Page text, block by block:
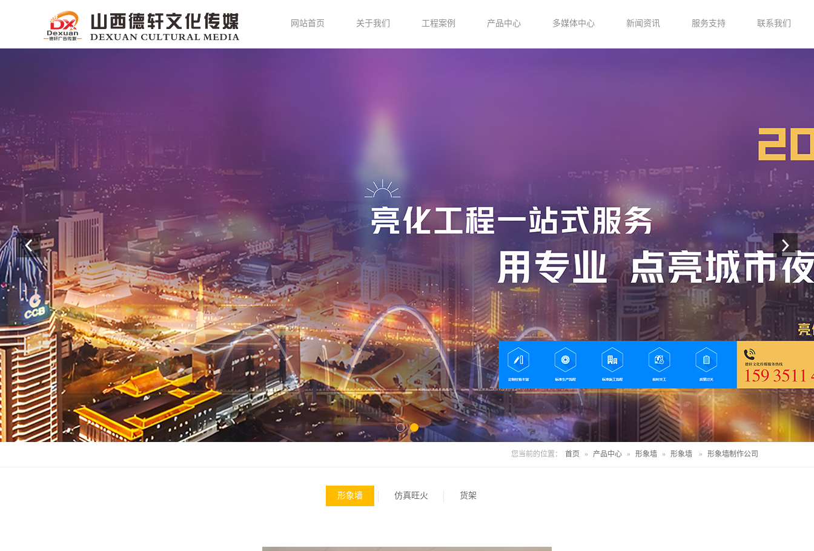
网站首页 关于我们 工程案例 产品中心 多媒体中心 新闻资讯 服务支持 联系我们
您当前的位置： 首页 » 产品中心 » 形象墙 » 形象墙 » 形象墙制作公司
形象墙 仿真旺火 货架